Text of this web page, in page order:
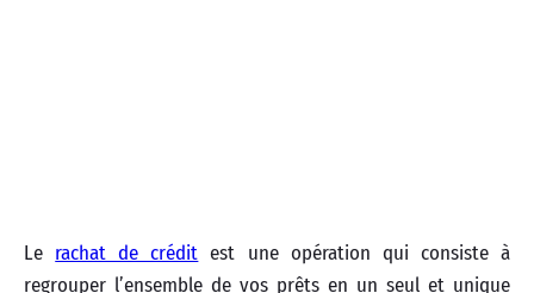
Le rachat de crédit est une opération qui consiste à
regrouper l’ensemble de vos prêts en un seul et unique